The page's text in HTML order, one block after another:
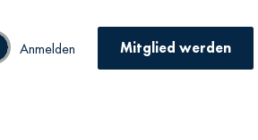
Anmelden Mitglied werden